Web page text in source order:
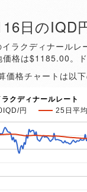
日のIQD
ラクディナール
格は$1185.00。
格チャートは以下
クディナールレート
円
25日平均